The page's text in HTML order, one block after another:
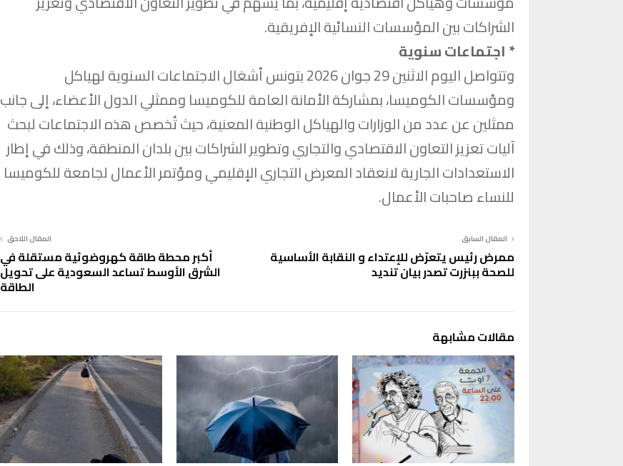
الشراكات بين المؤسسات النسائية الإفريقية.
* اجتماعات سنوية
وتتواصل اليوم الاثنين 29 جوان 2026 بتونس أشغال الاجتماعات السنوية لهياكل
ومؤسسات الكوميسا، بمشاركة الأمانة العامة للكوميسا وممثلي الدول الأعضاء، إلى جانب
ممثلين عن عدد من الوزارات والهياكل الوطنية المعنية، حيث تُخصص هذه الاجتماعات لبحث
آليات تعزيز التعاون الاقتصادي والتجاري وتطوير الشراكات بين بلدان المنطقة، وذلك في إطار
الاستعدادات الجارية لانعقاد المعرض التجاري الإقليمي ومؤتمر الأعمال لجامعة للكوميسا
للنساء صاحبات الأعمال.
المقال السابق
ممرض رئيس يتعرّض للإعتداء و النقابة الأساسية
للصحة ببنزرت تصدر بيان تنديد
المقال اللاحق
أكبر محطة طاقة كهروضوئية مستقلة في
الشرق الأوسط تساعد السعودية على تحويل
الطاقة
مقالات مشابهة